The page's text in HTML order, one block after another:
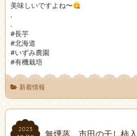
美味しいですよね〜
.
.
#長芋
#北海道
#いずみ農園
#有機栽培
新着情報
2023
2023